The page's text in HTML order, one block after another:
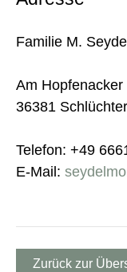
Familie M. Seydel
Am Hopfenacker
36381
Telefon: +49
E-Mail:
Zurück zur